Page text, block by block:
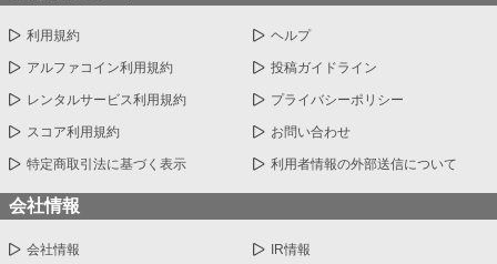
利用規約 ヘルプ
アルファコイン利用規約 投稿ガイドライン
レンタルサービス利用規約 プライバシーポリシー
スコア利用規約 お問い合わせ
特定商取引法に基づく表示 利用者情報の外部送信について
会社情報
会社情報 IR情報